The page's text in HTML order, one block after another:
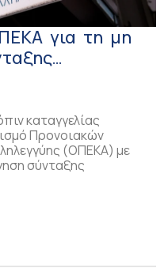
για τη μη
σε
καταγγελίας
Προνοιακών
(ΟΠΕΚΑ) με
σύνταξης